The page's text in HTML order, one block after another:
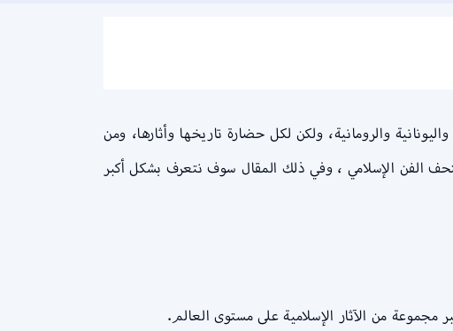
والرومانية، ولكن لكل حضارة تاريخها وأثارها، ومن
الفن الإسلامي ، وفي ذلك المقال سوف نتعرف بشكل أكبر
من الآثار الإسلامية على مستوى العالم.